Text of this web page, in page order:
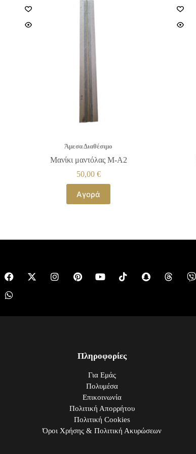
Άμεσα Διαθέσιμο
Μανίκι μαντόλας Μ-Α2
50,00 €
Αγορά
Πληροφορίες
Για Εμάς
Πολυμέσα
Επικοινωνία
Πολιτική Απορρήτου
Πολιτική Cookies
Όροι Χρήσης & Πολιτική Ακυρώσεων